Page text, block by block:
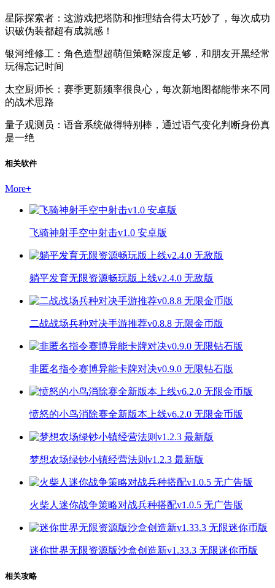
星际探索者：这游戏把塔防和推理结合得太巧妙了，每次成功
识破伪装都超有成就感！
银河维修工：角色造型超萌但策略深度足够，和朋友开黑经常
玩得忘记时间
太空厨师长：赛季更新频率很良心，每次新地图都能带来不同
的战术思路
量子观测员：语音系统做得特别棒，通过语气变化判断身份真
是一绝
相关软件
More+
飞骑神射手空中射击v1.0 安卓版
躺平发育无限资源畅玩版上线v2.4.0 无敌版
二战战场兵种对决手游推荐v0.8.8 无限金币版
非匿名指令赛博异能卡牌对决v0.9.0 无限钻石版
愤怒的小鸟消除赛全新版本上线v6.2.0 无限金币版
梦想农场绿钞小镇经营法则v1.2.3 最新版
火柴人迷你战争策略对战兵种搭配v1.0.5 无广告版
迷你世界无限资源版沙盒创造新v1.33.3 无限迷你币版
相关攻略